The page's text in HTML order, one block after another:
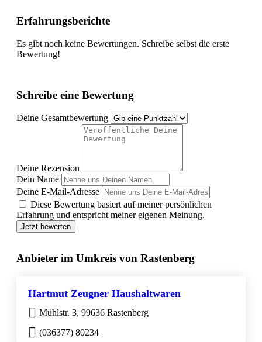
Erfahrungsberichte
Es gibt noch keine Bewertungen. Schreibe selbst die erste
Bewertung!
Schreibe eine Bewertung
Deine Gesamtbewertung
Deine Rezension
Dein Name
Deine E-Mail-Adresse
Diese Bewertung basiert auf meiner persönlichen
Erfahrung und entspricht meiner eigenen Meinung.
Jetzt bewerten
Anbieter im Umkreis von Rastenberg
Hartmut Zeugner Haushaltwaren
Mühlstr. 3, 99636 Rastenberg
(036377) 80234